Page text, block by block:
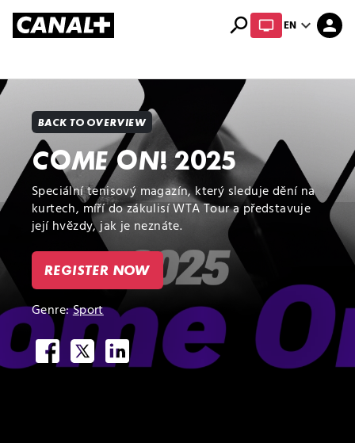
search ENexpand_more person
BACK TO OVERVIEW
COME ON! 2025
Speciální tenisový magazín, který sleduje dění na
kurtech, míří do zákulisí WTA Tour a představuje
její hvězdy, jak je neznáte.
REGISTER NOW
Genre:Sport